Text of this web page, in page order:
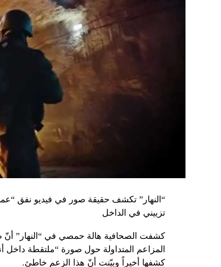
تزييني في الداخل
كشفت الصحافية هالة حمصي في “النهار”
كشفها أخيراً وبيّنت أنّ هذا الزعم خاطئ.